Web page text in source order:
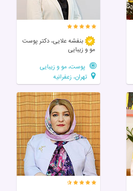
بنفشه علایی، دکتر پوست
مو و زیبایی
پوست، مو و زیبایی
تهران، زعفرانیه